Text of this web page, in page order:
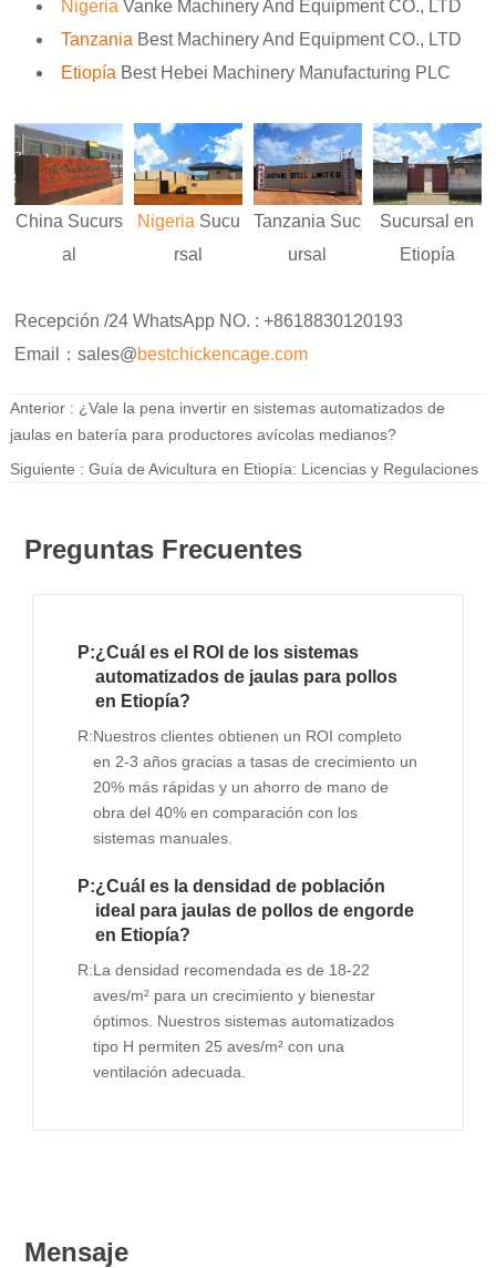
Nigeria Vanke Machinery And Equipment CO., LTD
Tanzania Best Machinery And Equipment CO., LTD
Etiopía Best Hebei Machinery Manufacturing PLC
China Sucurs
al
Nigeria Sucu
rsal
Tanzania Suc
ursal
Sucursal en
Etiopía
Recepción /24 WhatsApp NO. : +8618830120193
Email：sales@bestchickencage.com
Anterior : ¿Vale la pena invertir en sistemas automatizados de
jaulas en batería para productores avícolas medianos?
Siguiente : Guía de Avicultura en Etiopía: Licencias y Regulaciones
Preguntas Frecuentes
P:¿Cuál es el ROI de los sistemas
automatizados de jaulas para pollos
en Etiopía?
R:Nuestros clientes obtienen un ROI completo
en 2-3 años gracias a tasas de crecimiento un
20% más rápidas y un ahorro de mano de
obra del 40% en comparación con los
sistemas manuales.
P:¿Cuál es la densidad de población
ideal para jaulas de pollos de engorde
en Etiopía?
R:La densidad recomendada es de 18-22
aves/m² para un crecimiento y bienestar
óptimos. Nuestros sistemas automatizados
tipo H permiten 25 aves/m² con una
ventilación adecuada.
Mensaje